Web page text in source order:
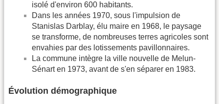
isolé d'environ 600 habitants.
Dans les années 1970, sous l'impulsion de
Stanislas Darblay, élu maire en 1968, le paysage
se transforme, de nombreuses terres agricoles sont
envahies par des lotissements pavillonnaires.
La commune intègre la ville nouvelle de Melun-
Sénart en 1973, avant de s'en séparer en 1983.
Évolution démographique